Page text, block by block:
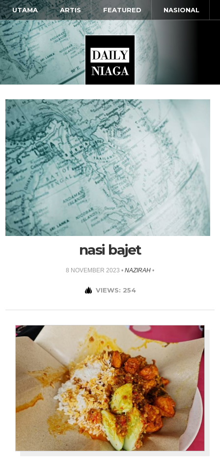
UTAMA ARTIS FEATURED NASIONAL
nasi bajet
8 NOVEMBER 2023 • NAZIRAH •
VIEWS: 254